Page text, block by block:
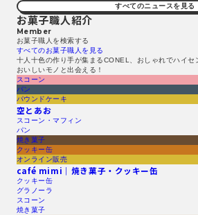
すべてのニュースを見る​
お菓子職人紹介
Member
お菓子職人を検索する​
すべてのお菓子職人を見る​
十人十色の作り手が集まるCONEL、おしゃれでハイセ
おいしいモノと出会える！
スコーン
パン
パウンドケーキ
空とあお
スコーン・マフィン
パン
焼き菓子
クッキー缶
オンライン販売
café mimi｜焼き菓子・クッキー缶
クッキー缶
グラノーラ
スコーン
焼き菓子